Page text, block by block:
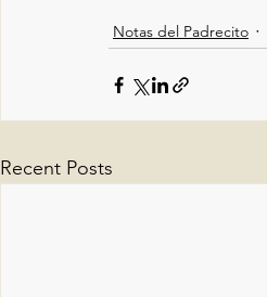
Notas del Padrecito
Recent Posts